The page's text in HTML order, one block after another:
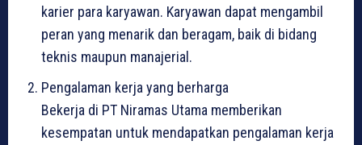
karier para karyawan. Karyawan dapat mengambil
peran yang menarik dan beragam, baik di bidang
teknis maupun manajerial.
Pengalaman kerja yang berharga
Bekerja di PT Niramas Utama memberikan
kesempatan untuk mendapatkan pengalaman kerja